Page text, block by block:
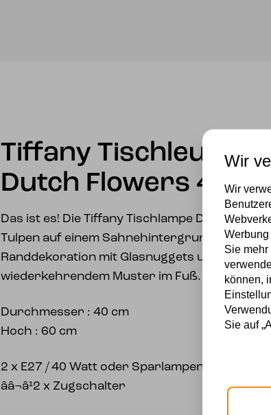
Tiffany Tischleuchte
Dutch Flowers 40
Das ist es! Die Tiffany Tischlampe Dutch
Tulpen auf einem Sahnehintergrund.
Randdekoration mit Glasnuggets und
wiederkehrendem Muster im Fuß.
Durchmesser : 40 cm
Hoch : 60 cm
2 x E27 / 40 Watt oder Sparlampen (
ââ¬â¹2 x Zugschalter
Wir
Wir
Sie
können,
Sie auf